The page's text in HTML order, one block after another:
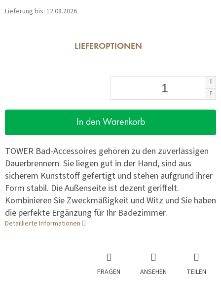
Lieferung bis: 12.08.2026
LIEFEROPTIONEN
In den Warenkorb
TOWER Bad-Accessoires gehören zu den zuverlässigen
Dauerbrennern. Sie liegen gut in der Hand, sind aus
sicherem Kunststoff gefertigt und stehen aufgrund ihrer
Form stabil. Die Außenseite ist dezent geriffelt.
Kombinieren Sie Zweckmäßigkeit und Witz und Sie haben
die perfekte Ergänzung für Ihr Badezimmer.
Detaillierte Informationen
FRAGEN ANSEHEN TEILEN